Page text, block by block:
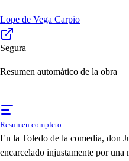
Lope de Vega Carpio
Segura
Resumen automático de la obra
Resumen completo
En la Toledo de la comedia, don
encarcelado injustamente por